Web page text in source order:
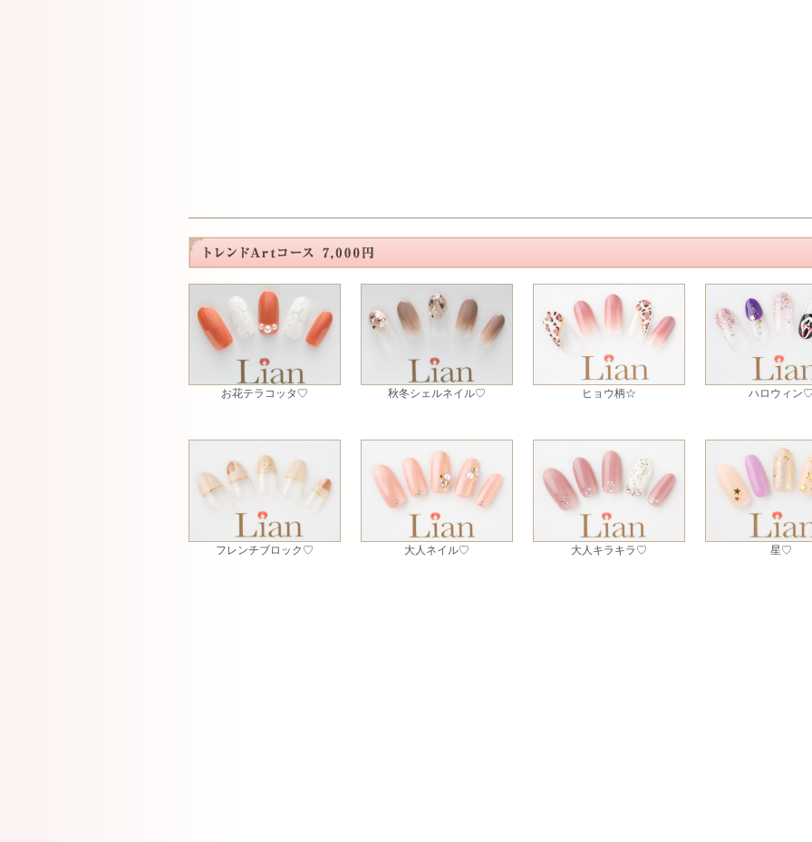
お花テラコッタ♡ 秋冬シェルネイル♡ ヒョウ柄☆ ハロウィン
フレンチブロック♡ 大人ネイル♡ 大人キラキラ♡ 星♡